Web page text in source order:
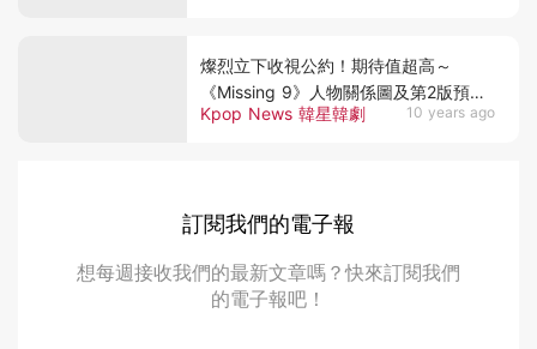
Kpop News 韓星韓劇 10 years ago
燦烈立下收視公約！期待值超高～
《Missing 9》人物關係圖及第2版預告
公開！
訂閱我們的電子報
想每週接收我們的最新文章嗎？快來訂閱我們
的電子報吧！